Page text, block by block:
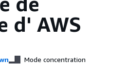
d' AWS
Mode concentration